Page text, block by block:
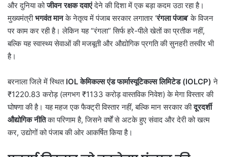
और दुनिया कोजीवन रक्षक दवाएंदेने की दिशा में एक बड़ा कदम उठा रहा है।
मुख्यमंत्रीभगवंत मानके नेतृत्व में पंजाब सरकार लगातार ‘रंगला पंजाब’ के विजन
पर काम कर रही है। लेकिन यह “रंगला” सिर्फ हरे-पीले खेतों का प्रतीक नहीं,
बल्कि यह स्वास्थ्य सेवाओं की मजबूती और औद्योगिक प्रगति की सुनहरी तस्वीर भी
है।
बरनाला जिले में स्थित IOL केमिकल्स एंड फार्मास्यूटिकल्स लिमिटेड (IOLCP) ने
₹1220.83 करोड़ (लगभग ₹1133 करोड़ वास्तविक निवेश) के मेगा विस्तार की
घोषणा की है। यह महज एक फैक्ट्री विस्तार नहीं, बल्कि मान सरकार कीदूरदर्शी
औद्योगिक नीतिका परिणाम है, जिसने वर्षों से अटके हुए संवाद और देरी को खत्म
कर, उद्योगों को पंजाब की ओर आकर्षित किया है।